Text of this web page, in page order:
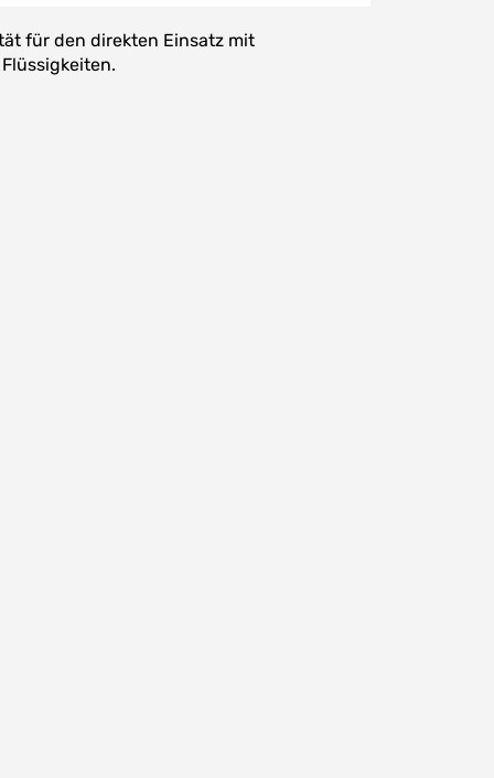
für den direkten Einsatz mit